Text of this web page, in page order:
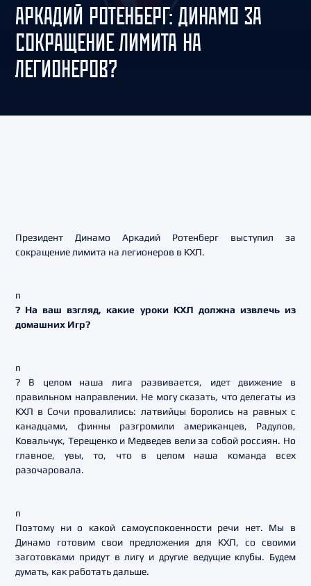
АРКАДИЙ РОТЕНБЕРГ: ДИНАМО ЗА
СОКРАЩЕНИЕ ЛИМИТА НА
ЛЕГИОНЕРОВ?
Президент Динамо Аркадий Ротенберг выступил за
сокращение лимита на легионеров в КХЛ.
n
? На ваш взгляд, какие уроки КХЛ должна извлечь из
домашних Игр?
n
? В целом наша лига развивается, идет движение в
правильном направлении. Не могу сказать, что делегаты из
КХЛ в Сочи провалились: латвийцы боролись на равных с
канадцами, финны разгромили американцев, Радулов,
Ковальчук, Терещенко и Медведев вели за собой россиян. Но
главное, увы, то, что в целом наша команда всех
разочаровала.
n
Поэтому ни о какой самоуспокоенности речи нет. Мы в
Динамо готовим свои предложения для КХЛ, со своими
заготовками придут в лигу и другие ведущие клубы. Будем
думать, как работать дальше.